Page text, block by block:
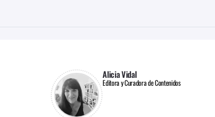
Alicia Vidal
Editora y Curadora de Contenidos